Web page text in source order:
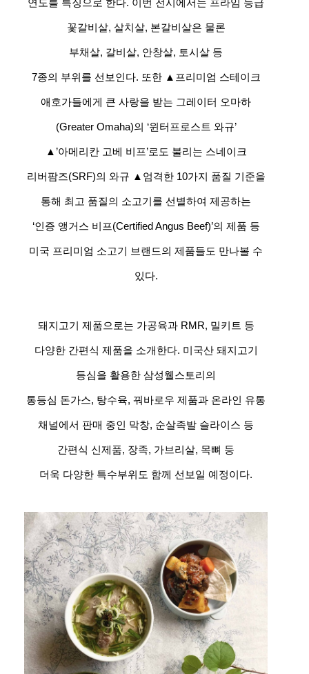
꽃갈비살, 살치살, 본갈비살은 물론
부채살, 갈비살, 안창살, 토시살 등
7종의 부위를 선보인다. 또한 ▲프리미엄 스테이크
애호가들에게 큰 사랑을 받는 그레이터 오마하
(Greater Omaha)의 ‘윈터프로스트 와규’
▲’아메리칸 고베 비프’로도 불리는 스네이크
리버팜즈(SRF)의 와규 ▲엄격한 10가지 품질 기준을
통해 최고 품질의 소고기를 선별하여 제공하는
‘인증 앵거스 비프(Certified Angus Beef)’의 제품 등
미국 프리미엄 소고기 브랜드의 제품들도 만나볼 수
있다.
돼지고기 제품으로는 가공육과 RMR, 밀키트 등
다양한 간편식 제품을 소개한다. 미국산 돼지고기
등심을 활용한 삼성웰스토리의
통등심 돈가스, 탕수육, 꿔바로우 제품과 온라인 유통
채널에서 판매 중인 막창, 순살족발 슬라이스 등
간편식 신제품, 장족, 가브리살, 목뼈 등
더욱 다양한 특수부위도 함께 선보일 예정이다.